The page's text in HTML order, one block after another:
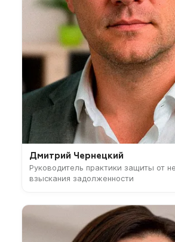
Дмитрий Чернецкий
Руководитель практики защиты от
взыскания задолженности